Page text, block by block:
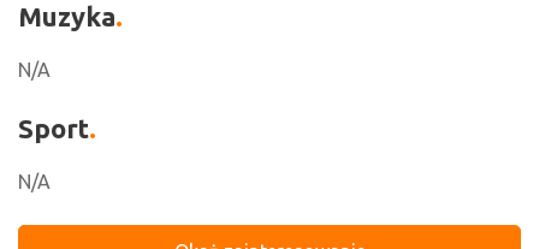
Muzyka
N/A
Sport
N/A